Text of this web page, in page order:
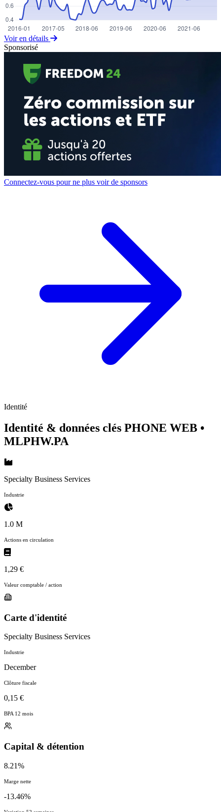
Voir en détails
Sponsorisé
Connectez-vous pour ne plus voir de sponsors
Identité
Identité & données clés PHONE WEB •
MLPHW.PA
Specialty Business Services
Industrie
1.0 M
Actions en circulation
1,29 €
Valeur comptable / action
Carte d'identité
Specialty Business Services
Industrie
December
Clôture fiscale
0,15 €
BPA 12 mois
Capital & détention
8.21%
Marge nette
-13.46%